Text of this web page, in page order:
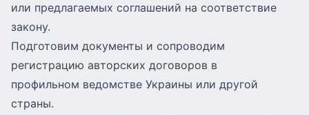
или предлагаемых соглашений на соответствие
закону.
Подготовим документы и сопроводим
регистрацию авторских договоров в
профильном ведомстве Украины или другой
страны.